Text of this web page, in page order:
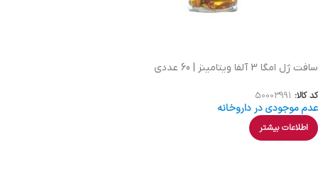
سافت ژل امگا 3 آلفا ویتامینز | 60 عددی
کد کالا: 50003991
عدم موجودی در داروخانه
اطلاعات بیشتر